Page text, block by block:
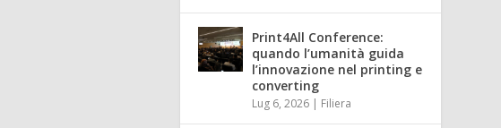
Print4All Conference:
quando l’umanità guida
l’innovazione nel printing e
converting
Lug 6, 2026 | Filiera